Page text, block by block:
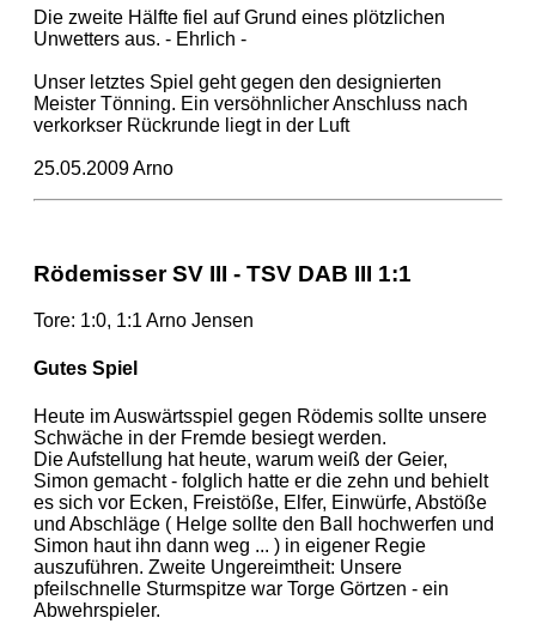
Die zweite Hälfte fiel auf Grund eines plötzlichen
Unwetters aus. - Ehrlich -
Unser letztes Spiel geht gegen den designierten
Meister Tönning. Ein versöhnlicher Anschluss nach
verkorkser Rückrunde liegt in der Luft
25.05.2009 Arno
Rödemisser SV III - TSV DAB III 1:1
Tore: 1:0, 1:1 Arno Jensen
Gutes Spiel
Heute im Auswärtsspiel gegen Rödemis sollte unsere
Schwäche in der Fremde besiegt werden.
Die Aufstellung hat heute, warum weiß der Geier,
Simon gemacht - folglich hatte er die zehn und behielt
es sich vor Ecken, Freistöße, Elfer, Einwürfe, Abstöße
und Abschläge ( Helge sollte den Ball hochwerfen und
Simon haut ihn dann weg ... ) in eigener Regie
auszuführen. Zweite Ungereimtheit: Unsere
pfeilschnelle Sturmspitze war Torge Görtzen - ein
Abwehrspieler.